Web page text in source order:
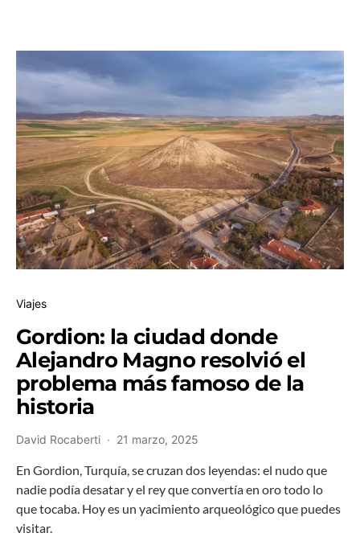
Viajes
Gordion: la ciudad donde
Alejandro Magno resolvió el
problema más famoso de la
historia
David Rocaberti 21 marzo, 2025
En Gordion, Turquía, se cruzan dos leyendas: el nudo que
nadie podía desatar y el rey que convertía en oro todo lo
que tocaba. Hoy es un yacimiento arqueológico que puedes
visitar.